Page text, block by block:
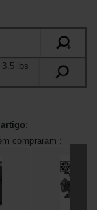
+
3.5 lbs
compraram :